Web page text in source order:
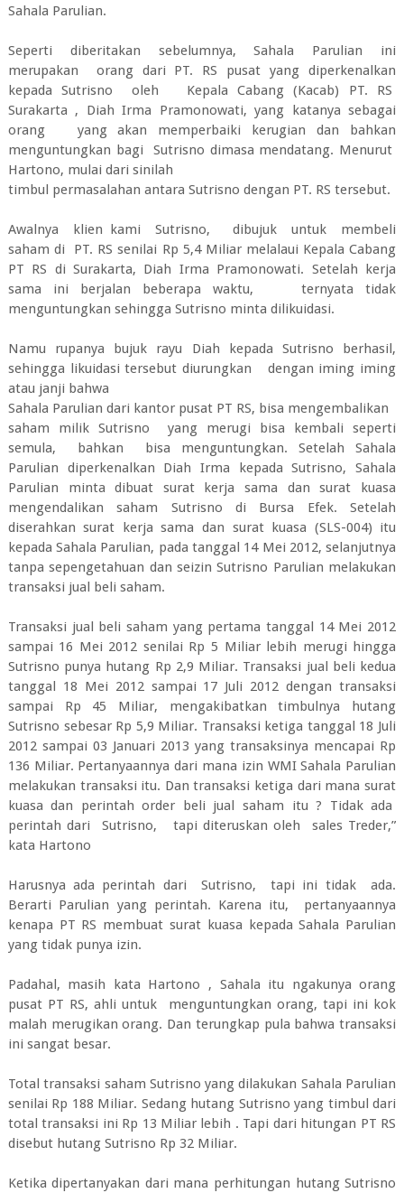
Sahala Parulian.
Seperti diberitakan sebelumnya, Sahala Parulian ini
merupakan orang dari PT. RS pusat yang diperkenalkan
kepada Sutrisno oleh Kepala Cabang (Kacab) PT. RS
Surakarta , Diah Irma Pramonowati, yang katanya sebagai
orang yang akan memperbaiki kerugian dan bahkan
menguntungkan bagi Sutrisno dimasa mendatang. Menurut
Hartono, mulai dari sinilah
timbul permasalahan antara Sutrisno dengan PT. RS tersebut.
Awalnya klien kami Sutrisno, dibujuk untuk membeli
saham di PT. RS senilai Rp 5,4 Miliar melalaui Kepala Cabang
PT RS di Surakarta, Diah Irma Pramonowati. Setelah kerja
sama ini berjalan beberapa waktu, ternyata tidak
menguntungkan sehingga Sutrisno minta dilikuidasi.
Namu rupanya bujuk rayu Diah kepada Sutrisno berhasil,
sehingga likuidasi tersebut diurungkan dengan iming iming
atau janji bahwa
Sahala Parulian dari kantor pusat PT RS, bisa mengembalikan
saham milik Sutrisno yang merugi bisa kembali seperti
semula, bahkan bisa menguntungkan. Setelah Sahala
Parulian diperkenalkan Diah Irma kepada Sutrisno, Sahala
Parulian minta dibuat surat kerja sama dan surat kuasa
mengendalikan saham Sutrisno di Bursa Efek. Setelah
diserahkan surat kerja sama dan surat kuasa (SLS-004) itu
kepada Sahala Parulian, pada tanggal 14 Mei 2012, selanjutnya
tanpa sepengetahuan dan seizin Sutrisno Parulian melakukan
transaksi jual beli saham.
Transaksi jual beli saham yang pertama tanggal 14 Mei 2012
sampai 16 Mei 2012 senilai Rp 5 Miliar lebih merugi hingga
Sutrisno punya hutang Rp 2,9 Miliar. Transaksi jual beli kedua
tanggal 18 Mei 2012 sampai 17 Juli 2012 dengan transaksi
sampai Rp 45 Miliar, mengakibatkan timbulnya hutang
Sutrisno sebesar Rp 5,9 Miliar. Transaksi ketiga tanggal 18 Juli
2012 sampai 03 Januari 2013 yang transaksinya mencapai Rp
136 Miliar. Pertanyaannya dari mana izin WMI Sahala Parulian
melakukan transaksi itu. Dan transaksi ketiga dari mana surat
kuasa dan perintah order beli jual saham itu ? Tidak ada
perintah dari Sutrisno, tapi diteruskan oleh sales Treder,”
kata Hartono
Harusnya ada perintah dari Sutrisno, tapi ini tidak ada.
Berarti Parulian yang perintah. Karena itu, pertanyaannya
kenapa PT RS membuat surat kuasa kepada Sahala Parulian
yang tidak punya izin.
Padahal, masih kata Hartono , Sahala itu ngakunya orang
pusat PT RS, ahli untuk menguntungkan orang, tapi ini kok
malah merugikan orang. Dan terungkap pula bahwa transaksi
ini sangat besar.
Total transaksi saham Sutrisno yang dilakukan Sahala Parulian
senilai Rp 188 Miliar. Sedang hutang Sutrisno yang timbul dari
total transaksi ini Rp 13 Miliar lebih . Tapi dari hitungan PT RS
disebut hutang Sutrisno Rp 32 Miliar.
Ketika dipertanyakan dari mana perhitungan hutang Sutrisno